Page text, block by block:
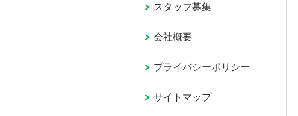
スタッフ募集
会社概要
プライバシーポリシー
サイトマップ